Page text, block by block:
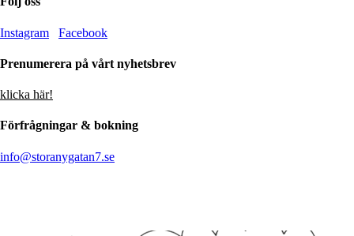
Instagram Facebook
Prenumerera på vårt nyhetsbrev
klicka här!
Förfrågningar & bokning
info@storanygatan7.se